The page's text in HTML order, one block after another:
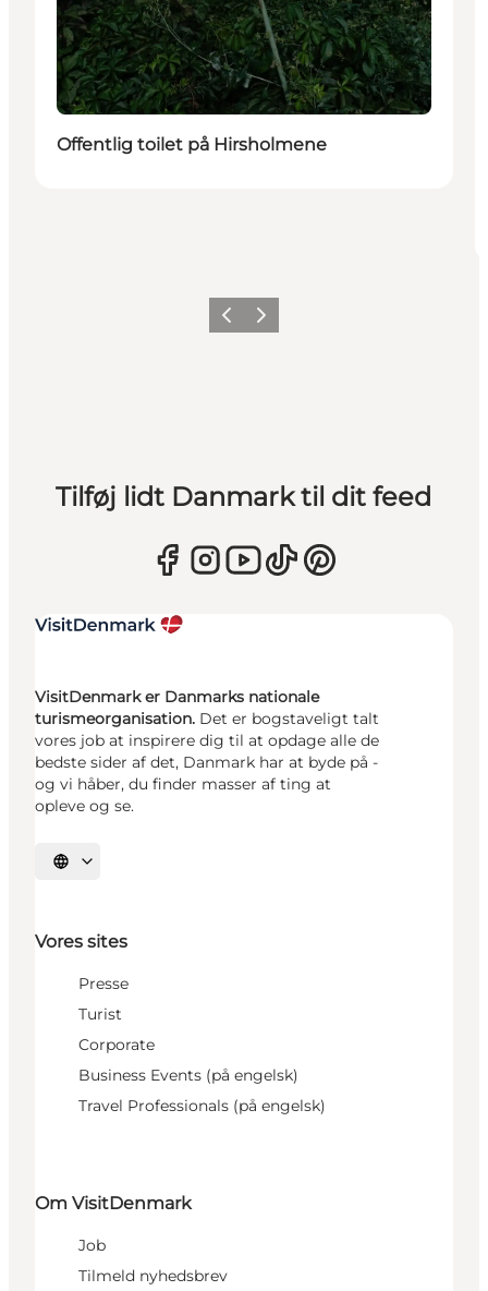
Offentlig toilet på Hirsholmene
ForrigeNæste
Tilføj lidt Danmark til dit feed
VisitDenmark er Danmarks nationale
turismeorganisation. Det er bogstaveligt talt
vores job at inspirere dig til at opdage alle de
bedste sider af det, Danmark har at byde på -
og vi håber, du finder masser af ting at
opleve og se.
Vælg sprog
Vores sites
Presse
Turist
Corporate
Business Events (på engelsk)
Travel Professionals (på engelsk)
Om VisitDenmark
Job
Tilmeld nyhedsbrev